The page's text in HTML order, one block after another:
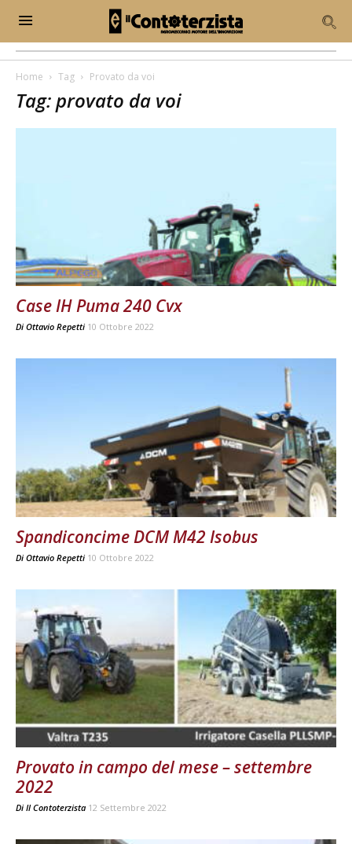
Home Tag Provato da voi
Tag: provato da voi
Case IH Puma 240 Cvx
Di Ottavio Repetti 10 Ottobre 2022
Spandiconcime DCM M42 Isobus
Di Ottavio Repetti 10 Ottobre 2022
Provato in campo del mese – settembre
2022
Di Il Contoterzista 12 Settembre 2022